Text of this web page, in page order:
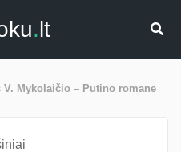
.lt
V. Mykolaičio – Putino romane